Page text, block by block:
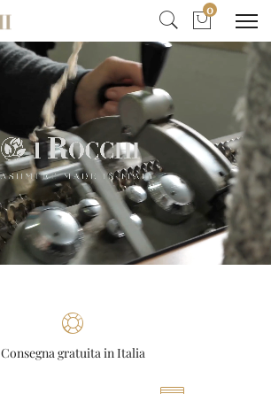
0
Consegna gratuita in Italia